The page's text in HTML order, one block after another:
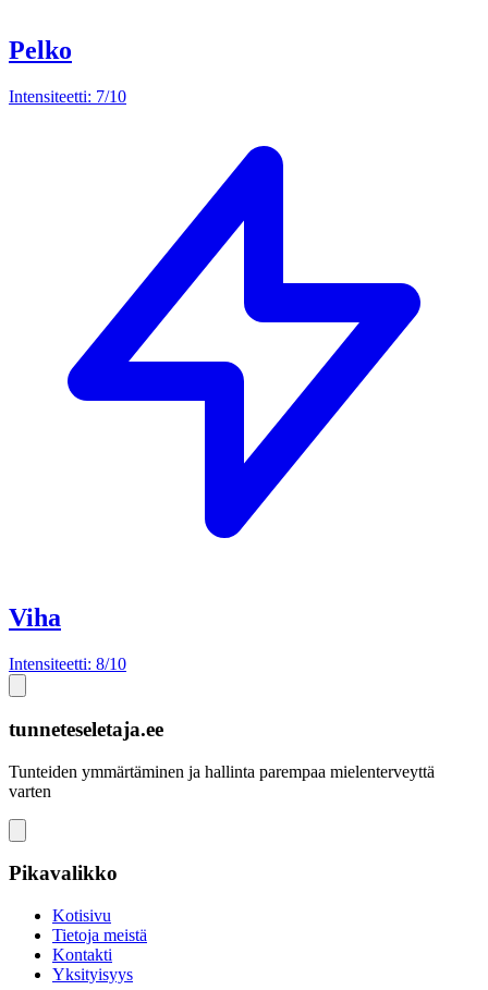
Pelko
Intensiteetti: 7/10
Viha
Intensiteetti: 8/10
tunneteseletaja.ee
Tunteiden ymmärtäminen ja hallinta parempaa mielenterveyttä
varten
Pikavalikko
Kotisivu
Tietoja meistä
Kontakti
Yksityisyys